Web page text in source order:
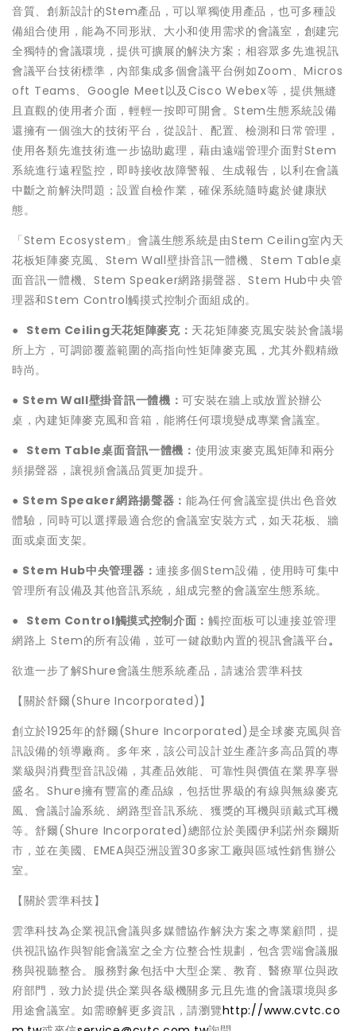
音質、創新設計的Stem產品，可以單獨使用產品，也可多種設
備組合使用，能為不同形狀、大小和使用需求的會議室，創建完
全獨特的會議環境，提供可擴展的解決方案；相容眾多先進視訊
會議平台技術標準，內部集成多個會議平台例如Zoom、Micros
oft Teams、Google Meet以及Cisco Webex等，提供無縫
且直觀的使用者介面，輕輕一按即可開會。Stem生態系統設備
還擁有一個強大的技術平台，從設計、配置、檢測和日常管理，
使用各類先進技術進一步協助處理，藉由遠端管理介面對Stem
系統進行遠程監控，即時接收故障警報、生成報告，以利在會議
中斷之前解決問題；設置自檢作業，確保系統隨時處於健康狀
態。
「Stem Ecosystem」會議生態系統是由Stem Ceiling室內天
花板矩陣麥克風、Stem Wall壁掛音訊一體機、Stem Table桌
面音訊一體機、Stem Speaker網路揚聲器、Stem Hub中央管
理器和Stem Control觸摸式控制介面組成的。
● Stem Ceiling天花矩陣麥克： 天花矩陣麥克風安裝於會議場
所上方，可調節覆蓋範圍的高指向性矩陣麥克風，尤其外觀精緻
時尚。
● Stem Wall壁掛音訊一體機：可安裝在牆上或放置於辦公
桌，內建矩陣麥克風和音箱，能將任何環境變成專業會議室。
● Stem Table桌面音訊一體機： 使用波束麥克風矩陣和兩分
頻揚聲器，讓視頻會議品質更加提升。
● Stem Speaker網路揚聲器：能為任何會議室提供出色音效
體驗，同時可以選擇最適合您的會議室安裝方式，如天花板、牆
面或桌面支架。
● Stem Hub中央管理器：連接多個Stem設備，使用時可集中
管理所有設備及其他音訊系統，組成完整的會議室生態系統。
● Stem Control觸摸式控制介面：觸控面板可以連接並管理
網路上 Stem的所有設備，並可一鍵啟動內置的視訊會議平台。
欲進一步了解Shure會議生態系統產品，請速洽雲準科技
【關於舒爾(Shure Incorporated)】
創立於1925年的舒爾(Shure Incorporated)是全球麥克風與音
訊設備的領導廠商。多年來，該公司設計並生產許多高品質的專
業級與消費型音訊設備，其產品效能、可靠性與價值在業界享譽
盛名。Shure擁有豐富的產品線，包括世界級的有線與無線麥克
風、會議討論系統、網路型音訊系統、獲獎的耳機與頭戴式耳機
等。舒爾(Shure Incorporated)總部位於美國伊利諾州奈爾斯
市，並在美國、EMEA與亞洲設置30多家工廠與區域性銷售辦公
室。
【關於雲準科技】
雲準科技為企業視訊會議與多媒體協作解決方案之專業顧問，提
供視訊協作與智能會議室之全方位整合性規劃，包含雲端會議服
務與視聽整合。服務對象包括中大型企業、教育、醫療單位與政
府部門，致力於提供企業與各級機關多元且先進的會議環境與多
用途會議室。如需瞭解更多資訊，請瀏覽http://www.cvtc.co